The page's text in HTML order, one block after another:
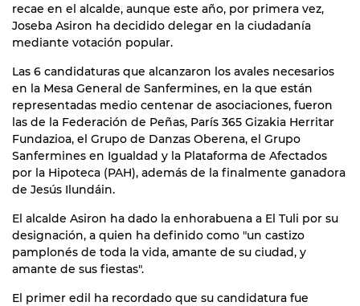
recae en el alcalde, aunque este año, por primera vez,
Joseba Asiron ha decidido delegar en la ciudadanía
mediante votación popular.
Las 6 candidaturas que alcanzaron los avales necesarios
en la Mesa General de Sanfermines, en la que están
representadas medio centenar de asociaciones, fueron
las de la Federación de Peñas, París 365 Gizakia Herritar
Fundazioa, el Grupo de Danzas Oberena, el Grupo
Sanfermines en Igualdad y la Plataforma de Afectados
por la Hipoteca (PAH), además de la finalmente ganadora
de Jesús Ilundáin.
El alcalde Asiron ha dado la enhorabuena a El Tuli por su
designación, a quien ha definido como "un castizo
pamplonés de toda la vida, amante de su ciudad, y
amante de sus fiestas".
El primer edil ha recordado que su candidatura fue